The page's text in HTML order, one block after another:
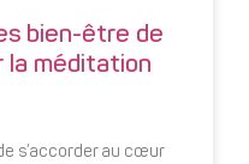
bien-être de
la méditation
s’accorder au cœur